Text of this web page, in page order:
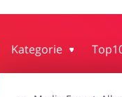
Kategorie